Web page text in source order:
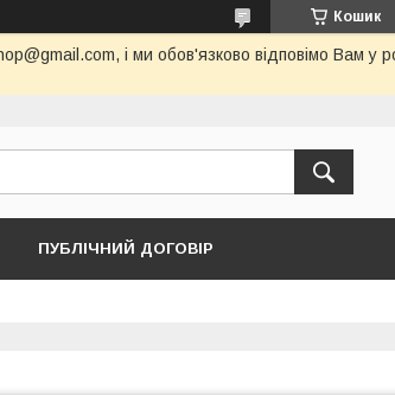
Кошик
і ми обов'язково відповімо Вам у
ПУБЛІЧНИЙ ДОГОВІР